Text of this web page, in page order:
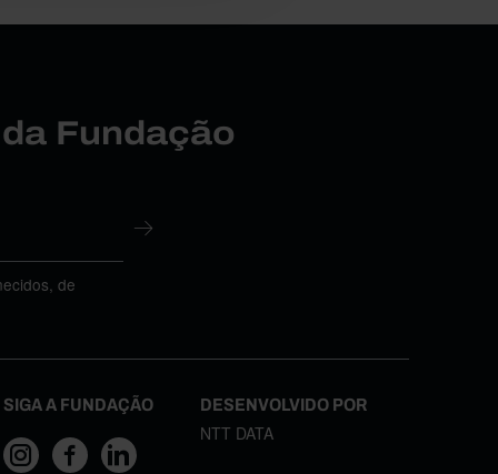
Fundação
de
SIGA A FUNDAÇÃO DESENVOLVIDO POR
NTT DATA